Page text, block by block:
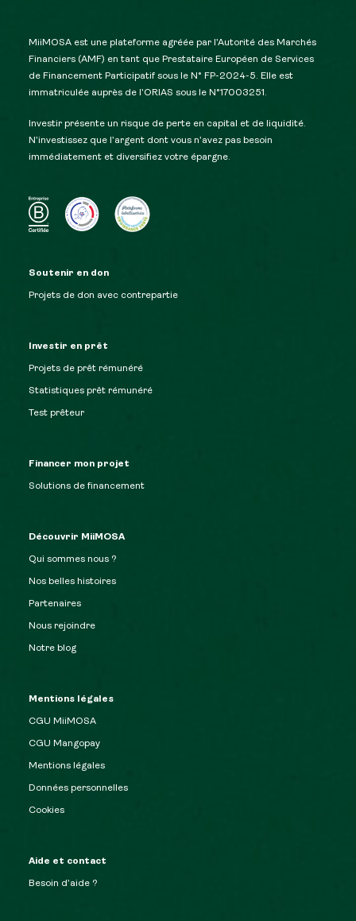
MiiMOSA est une plateforme agréée par l’Autorité des Marchés
Financiers (AMF) en tant que Prestataire Européen de Services
de Financement Participatif sous le N° FP-2024-5. Elle est
immatriculée auprès de l’ORIAS sous le N°17003251.
Investir présente un risque de perte en capital et de liquidité.
N’investissez que l’argent dont vous n’avez pas besoin
immédiatement et diversifiez votre épargne.
Soutenir en don
Projets de don avec contrepartie
Investir en prêt
Projets de prêt rémunéré
Statistiques prêt rémunéré
Test prêteur
Financer mon projet
Solutions de financement
Découvrir MiiMOSA
Qui sommes nous ?
Nos belles histoires
Partenaires
Nous rejoindre
Notre blog
Mentions légales
CGU MiiMOSA
CGU Mangopay
Mentions légales
Données personnelles
Cookies
Aide et contact
Besoin d’aide ?